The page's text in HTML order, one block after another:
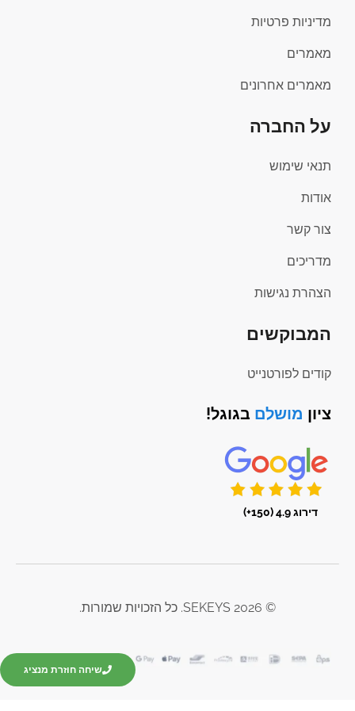
שיחה חוזרת מנציג
מדיניות פרטיות
מאמרים
מאמרים אחרונים
על החברה
תנאי שימוש
אודות
צור קשר
מדריכים
הצהרת נגישות
המבוקשים
קודים לפורטנייט
ציון מושלם בגוגל!
דירוג 4.9 (150+)
© 2026 SEKEYS. כל הזכויות שמורות.